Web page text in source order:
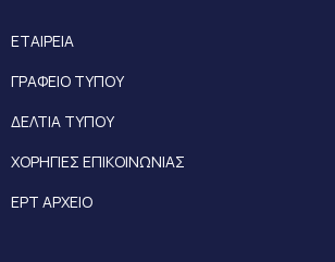
ΕΤΑΙΡΕΙΑ
ΓΡΑΦΕΙΟ ΤΥΠΟΥ
ΔΕΛΤΙΑ ΤΥΠΟΥ
ΧΟΡΗΓΙΕΣ ΕΠΙΚΟΙΝΩΝΙΑΣ
ΕΡΤ ΑΡΧΕΙΟ